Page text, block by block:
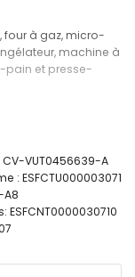
four à gaz, micro-
machine à
pain et presse-
x 90 cm) et
x 80 cm),
VUT0456639-A
ESFCTU000003071